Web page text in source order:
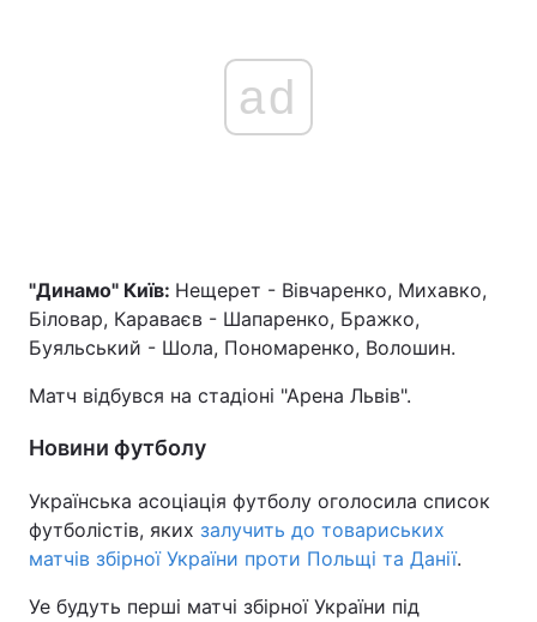
ad
"Динамо" Київ: Нещерет - Вівчаренко, Михавко,
Біловар, Караваєв - Шапаренко, Бражко,
Буяльський - Шола, Пономаренко, Волошин.
Матч відбувся на стадіоні "Арена Львів".
Новини футболу
Українська асоціація футболу оголосила список
футболістів, яких залучить до товариських
матчів збірної України проти Польщі та Данії.
Уе будуть перші матчі збірної України під